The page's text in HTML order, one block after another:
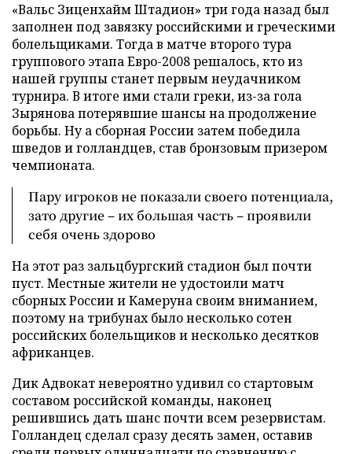
«Вальс Зиценхайм Штадион» три года назад был
заполнен под завязку российскими и греческими
болельщиками. Тогда в матче второго тура
группового этапа Евро-2008 решалось, кто из
нашей группы станет первым неудачником
турнира. В итоге ими стали греки, из-за гола
Зырянова потерявшие шансы на продолжение
борьбы. Ну а сборная России затем победила
шведов и голландцев, став бронзовым призером
чемпионата.
Пару игроков не показали своего потенциала,
зато другие – их большая часть – проявили
себя очень здорово
На этот раз зальцбургский стадион был почти
пуст. Местные жители не удостоили матч
сборных России и Камеруна своим вниманием,
поэтому на трибунах было несколько сотен
российских болельщиков и несколько десятков
африканцев.
Дик Адвокат невероятно удивил со стартовым
составом российской команды, наконец
решившись дать шанс почти всем резервистам.
Голландец сделал сразу десять замен, оставив